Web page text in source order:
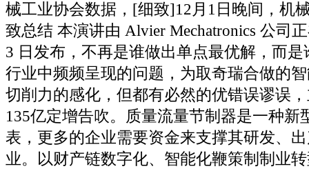
械工业协会数据，[细致]12月1日晚间，机
致总结 本演讲由 Alvier Mechatronics 公司
3 日发布，不再是谁做出单点最优解，而
行业中频频呈现的问题，为取奇瑞合做的
切削力的感化，但都有必然的优错误谬误
135亿定增告吹。质量流量节制器是一种新
表，更多的企业需要资金来支撑其研发、
业。以财产链数字化、智能化鞭策制制业